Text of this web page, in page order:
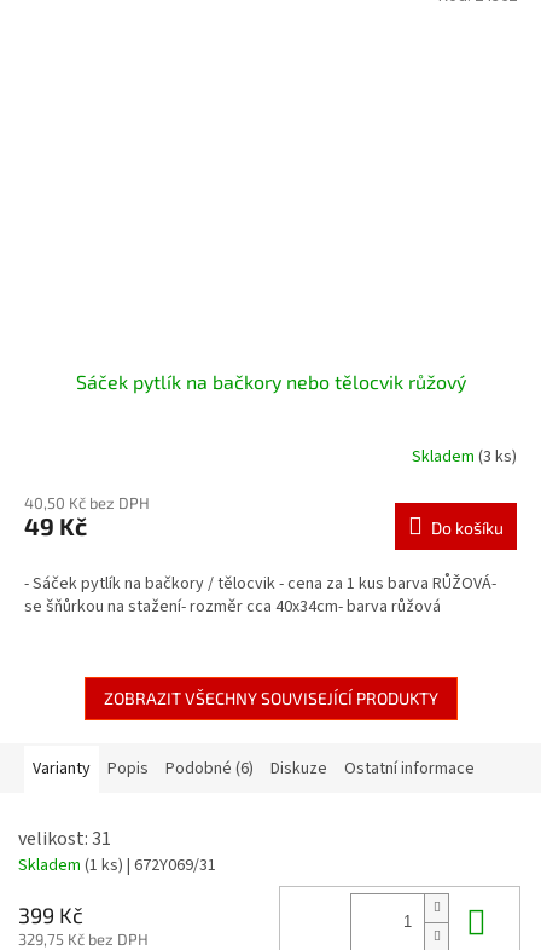
Sáček pytlík na bačkory nebo tělocvik růžový
Skladem (3 ks)
40,50 Kč bez DPH
49 Kč Do košíku
- Sáček pytlík na bačkory / tělocvik - cena za 1 kus barva RŮŽOVÁ-
se šňůrkou na stažení- rozměr cca 40x34cm- barva růžová
ZOBRAZIT VŠECHNY SOUVISEJÍCÍ PRODUKTY
Varianty Popis Podobné (6) Diskuze Ostatní informace
velikost: 31
Skladem (1 ks) | 672Y069/31
399 Kč
329,75 Kč bez DPH